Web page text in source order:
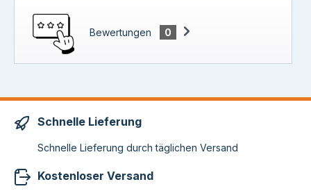
Bewertungen 0
Schnelle Lieferung
Schnelle Lieferung durch täglichen Versand
Kostenloser Versand